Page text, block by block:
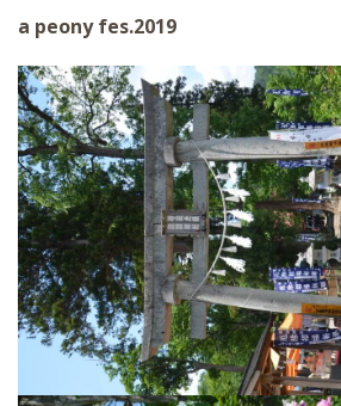
a peony fes.2019